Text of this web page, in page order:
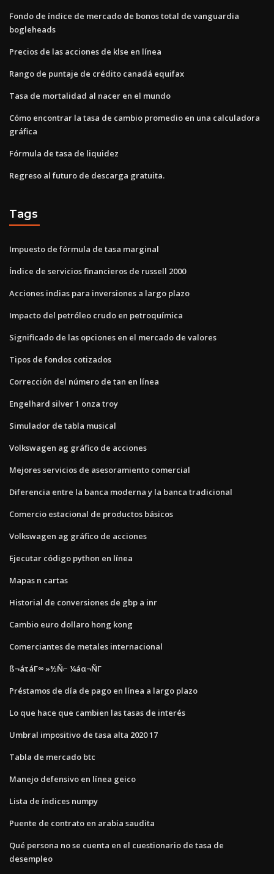
Fondo de índice de mercado de bonos total de vanguardia
bogleheads
Precios de las acciones de klse en línea
Rango de puntaje de crédito canadá equifax
Tasa de mortalidad al nacer en el mundo
Cómo encontrar la tasa de cambio promedio en una calculadora
gráfica
Fórmula de tasa de liquidez
Regreso al futuro de descarga gratuita.
Tags
Impuesto de fórmula de tasa marginal
Índice de servicios financieros de russell 2000
Acciones indias para inversiones a largo plazo
Impacto del petróleo crudo en petroquímica
Significado de las opciones en el mercado de valores
Tipos de fondos cotizados
Corrección del número de tan en línea
Engelhard silver 1 onza troy
Simulador de tabla musical
Volkswagen ag gráfico de acciones
Mejores servicios de asesoramiento comercial
Diferencia entre la banca moderna y la banca tradicional
Comercio estacional de productos básicos
Volkswagen ag gráfico de acciones
Ejecutar código python en línea
Mapas n cartas
Historial de conversiones de gbp a inr
Cambio euro dollaro hong kong
Comerciantes de metales internacional
ß¬áτáΓ∞ »½Ñ⌐ ¼áα¬ÑΓ
Préstamos de día de pago en línea a largo plazo
Lo que hace que cambien las tasas de interés
Umbral impositivo de tasa alta 2020 17
Tabla de mercado btc
Manejo defensivo en línea geico
Lista de índices numpy
Puente de contrato en arabia saudita
Qué persona no se cuenta en el cuestionario de tasa de
desempleo